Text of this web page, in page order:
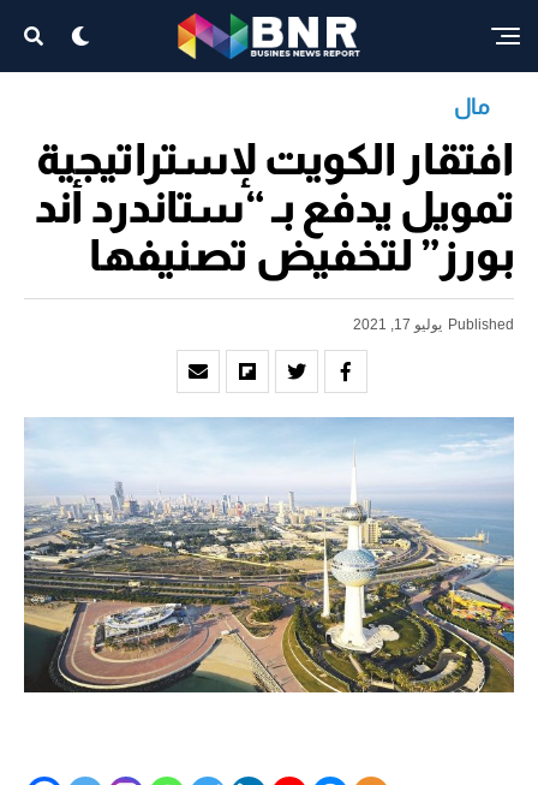
مال
افتقار الكويت لإستراتيجية
تمويل يدفع بـ “ستاندرد أند
بورز” لتخفيض تصنيفها
Published يوليو 17, 2021